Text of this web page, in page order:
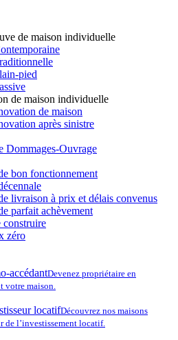
de maison individuelle
pied
de maison individuelle
de maison
après sinistre
Dommages-Ouvrage
bon fonctionnement
livraison à prix et délais convenus
parfait achèvement
construire
zéro
accédantDevenez propriétaire en
votre maison.
locatifDécouvrez nos maisons
de l’investissement locatif.